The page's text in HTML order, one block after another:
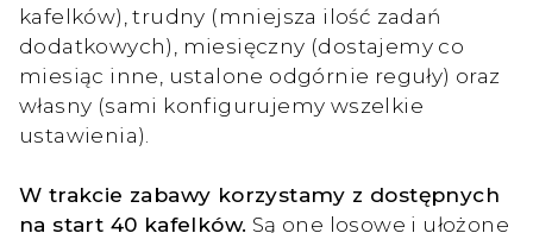
kafelków), trudny (mniejsza ilość zadań
dodatkowych), miesięczny (dostajemy co
miesiąc inne, ustalone odgórnie reguły) oraz
własny (sami konfigurujemy wszelkie
ustawienia).
W trakcie zabawy korzystamy z dostępnych
na start 40 kafelków. Są one losowe i ułożone